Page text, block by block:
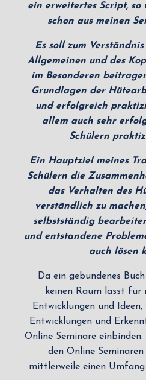
ein erweitertes Script, so
schon aus meinen
Es soll zum
Allgemeinen und des
im Besonderen
Grundlagen der
und erfolgreich
allem auch sehr
Schülern
Ein Hauptziel meines
Schülern die
das Verhalten des
verständlich zu
selbstständig
und entstandene
auch lösen
Da ein gebundenes
keinen Raum lässt für
Entwicklungen und Ideen,
Entwicklungen und
Online Seminare
den Online
mittlerweile einen